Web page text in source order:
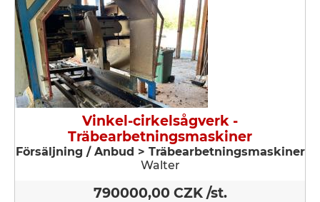
Vinkel-cirkelsågverk -
Träbearbetningsmaskiner
Försäljning / Anbud > Träbearbetningsmaskiner
Walter
790000,00 CZK /st.